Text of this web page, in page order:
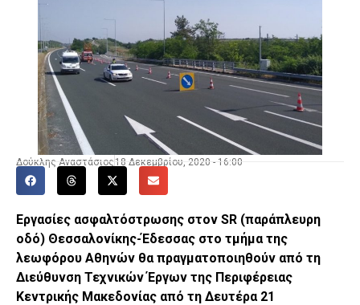
Δούκλης Αναστάσιος 18 Δεκεμβρίου, 2020 - 16:00
Εργασίες ασφαλτόστρωσης στον SR (παράπλευρη
οδό) Θεσσαλονίκης-Έδεσσας στο τμήμα της
λεωφόρου Αθηνών θα πραγματοποιηθούν από τη
Διεύθυνση Τεχνικών Έργων της Περιφέρειας
Κεντρικής Μακεδονίας από τη Δευτέρα 21